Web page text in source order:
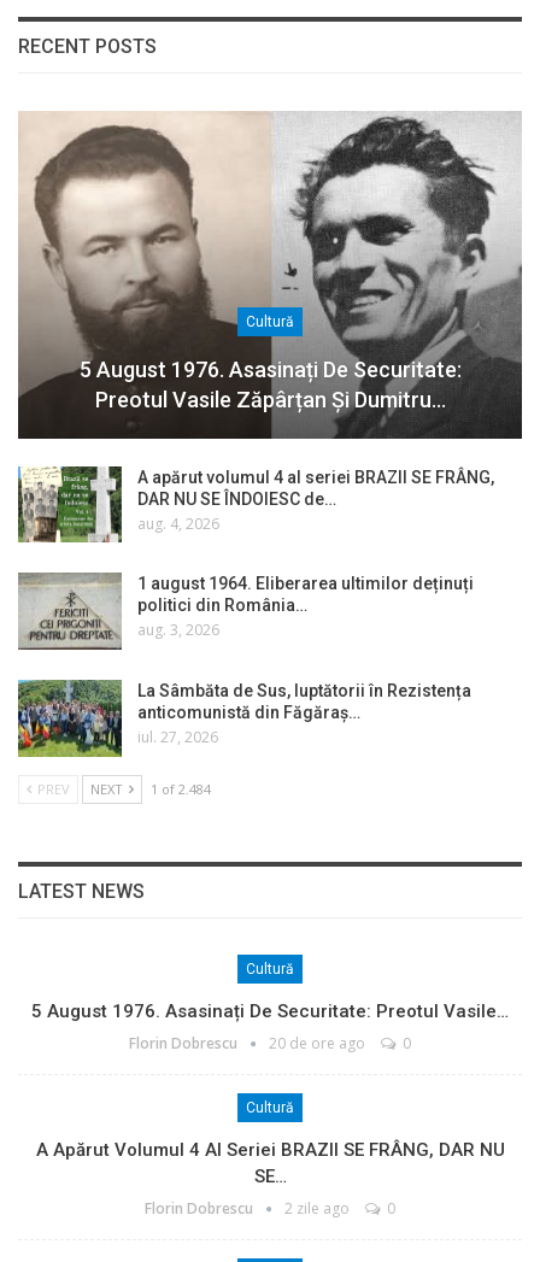
RECENT POSTS
Cultură
5 August 1976. Asasinați De Securitate:
Preotul Vasile Zăpârțan Și Dumitru…
A apărut volumul 4 al seriei BRAZII SE FRÂNG,
DAR NU SE ÎNDOIESC de…
aug. 4, 2026
1 august 1964. Eliberarea ultimilor deținuți
politici din România…
aug. 3, 2026
La Sâmbăta de Sus, luptătorii în Rezistența
anticomunistă din Făgăraș…
iul. 27, 2026
PREV NEXT 1 of 2.484
LATEST NEWS
Cultură
5 August 1976. Asasinați De Securitate: Preotul Vasile…
Florin Dobrescu 20 de ore ago 0
Cultură
A Apărut Volumul 4 Al Seriei BRAZII SE FRÂNG, DAR NU
SE…
Florin Dobrescu 2 zile ago 0